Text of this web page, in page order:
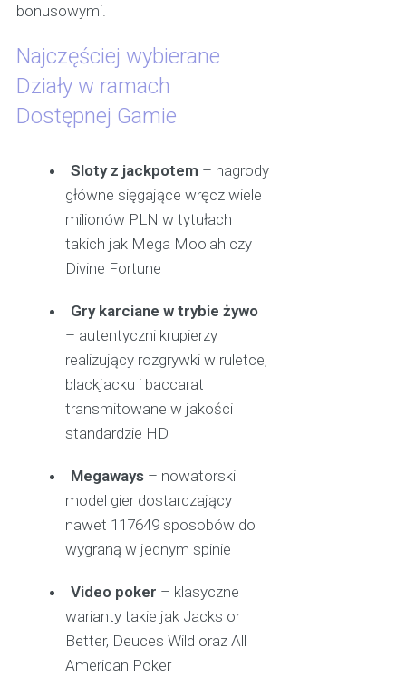
bonusowymi.
Najczęściej wybierane
Działy w ramach
Dostępnej Gamie
Sloty z jackpotem – nagrody
główne sięgające wręcz wiele
milionów PLN w tytułach
takich jak Mega Moolah czy
Divine Fortune
Gry karciane w trybie żywo
– autentyczni krupierzy
realizujący rozgrywki w ruletce,
blackjacku i baccarat
transmitowane w jakości
standardzie HD
Megaways – nowatorski
model gier dostarczający
nawet 117649 sposobów do
wygraną w jednym spinie
Video poker – klasyczne
warianty takie jak Jacks or
Better, Deuces Wild oraz All
American Poker